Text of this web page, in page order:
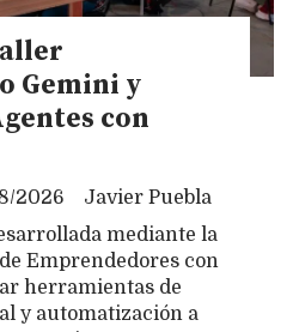
Gemini y
con
Javier Puebla
2026
mediante la
Emprendedores con
herramientas de
y automatización a